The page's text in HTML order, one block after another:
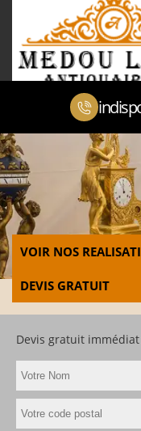
VOIR NOS
DEVIS GRATUIT
Devis gratuit immédiat